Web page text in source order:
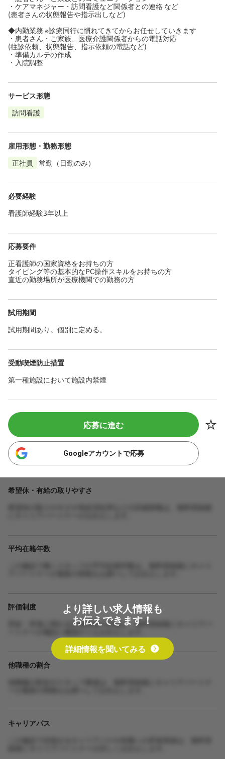
・ケアマネジャー・訪問看護など関係者との連絡 など
(患者さんの状態報告や指示出しなど)
◆内勤業務 ※診療同行に慣れてきてからお任せしていきます
・患者さん・ご家族、医療介護関係者からの電話対応
(往診依頼、状態報告、指示依頼の電話など)
・準備カルテの作成
・入院調整
サービス形態
訪問看護
雇用形態・勤務形態
正社員
常勤（日勤のみ）
必要経験
看護師経験3年以上
応募要件
正看護師の国家資格をお持ちの方
タイピング等の基本的なPC操作スキルをお持ちの方
直近の勤務場所が医療機関での勤務の方
試用期間
試用期間あり。個別に定める。
受動喫煙防止措置
第一種施設において施設内禁煙
応募に進む
Googleアカウントで応募
希望休・有給の取りやすさ
平均在籍年数
評価制度
昇給・昇進に関わる評価制度の詳細は、無料登録後にキャリアパ
他職種の割合
キャリアパス
より詳しい求人情報も
お伝えできます！
詳細情報を聞いてみる